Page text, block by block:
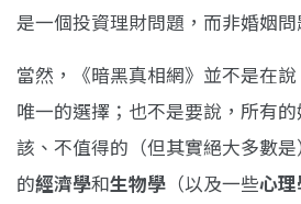
是一個投資理財問題，而非婚姻問
當然，《暗黑真相網》並不是在
唯一的選擇；也不是要說，所有
該、不值得的（但其實絕大多數
的經濟學和生物學 （以及一些心